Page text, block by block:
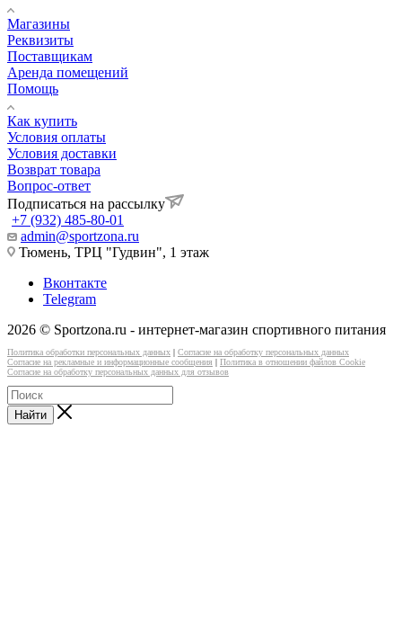
Магазины
Реквизиты
Поставщикам
Аренда помещений
Помощь
Как купить
Условия оплаты
Условия доставки
Возврат товара
Вопрос-ответ
Подписаться на рассылку
+7 (932) 485-80-01
admin@sportzona.ru
Тюмень, ТРЦ "Гудвин", 1 этаж
Вконтакте
Telegram
2026 © Sportzona.ru - интернет-магазин спортивного питания
Политика обработки персональных данных | Согласие на обработку персональных данных
Согласие на рекламные и информационные сообщения | Политика в отношении файлов Cookie
Согласие на обработку персональных данных для отзывов
Найти